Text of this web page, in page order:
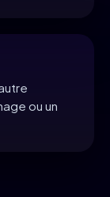
ou un